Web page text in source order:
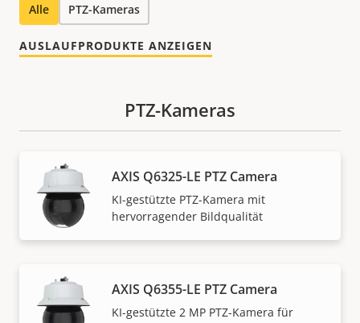
Alle PTZ-Kameras
AUSLAUFPRODUKTE ANZEIGEN
PTZ-Kameras
AXIS Q6325-LE PTZ Camera
KI-gestützte PTZ-Kamera mit
hervorragender Bildqualität
AXIS Q6355-LE PTZ Camera
KI-gestützte 2 MP PTZ-Kamera für